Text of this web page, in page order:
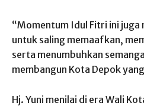
“Momentum Idul Fitri ini
untuk saling memaafkan,
serta menumbuhkan
membangun Kota Depok
Hj. Yuni menilai di era Wali